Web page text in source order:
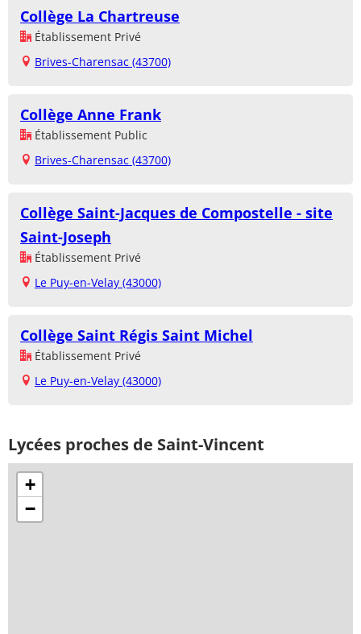
Collège La Chartreuse
Établissement Privé
Brives-Charensac (43700)
Collège Anne Frank
Établissement Public
Brives-Charensac (43700)
Collège Saint-Jacques de Compostelle - site
Saint-Joseph
Établissement Privé
Le Puy-en-Velay (43000)
Collège Saint Régis Saint Michel
Établissement Privé
Le Puy-en-Velay (43000)
Lycées proches de Saint-Vincent
+
−